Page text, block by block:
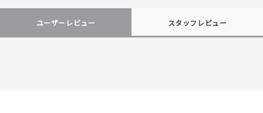
ユーザーレビュー スタッフレビュー